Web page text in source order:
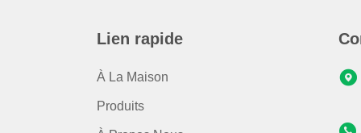
Lien rapide
À La Maison
Produits